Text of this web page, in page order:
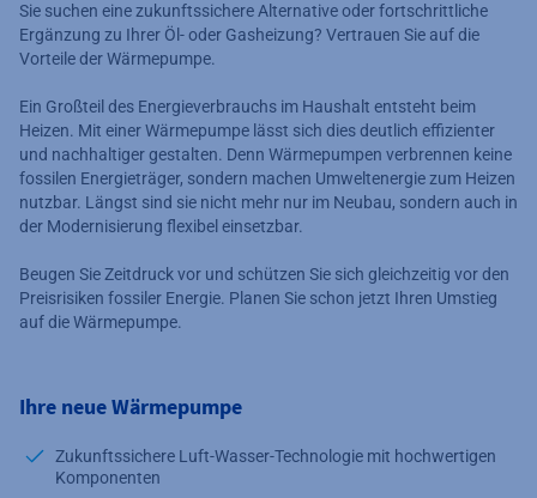
Sie suchen eine zukunftssichere Alternative oder fortschrittliche
Ergänzung zu Ihrer Öl- oder Gasheizung? Vertrauen Sie auf die
Vorteile der Wärmepumpe.
Ein Großteil des Energieverbrauchs im Haushalt entsteht beim
Heizen. Mit einer Wärmepumpe lässt sich dies deutlich effizienter
und nachhaltiger gestalten. Denn Wärmepumpen verbrennen keine
fossilen Energieträger, sondern machen Umweltenergie zum Heizen
nutzbar. Längst sind sie nicht mehr nur im Neubau, sondern auch in
der Modernisierung flexibel einsetzbar.
Beugen Sie Zeitdruck vor und schützen Sie sich gleichzeitig vor den
Preisrisiken fossiler Energie. Planen Sie schon jetzt Ihren Umstieg
auf die Wärmepumpe.
Ihre neue Wärmepumpe
Zukunftssichere Luft-Wasser-Technologie mit hochwertigen
Komponenten